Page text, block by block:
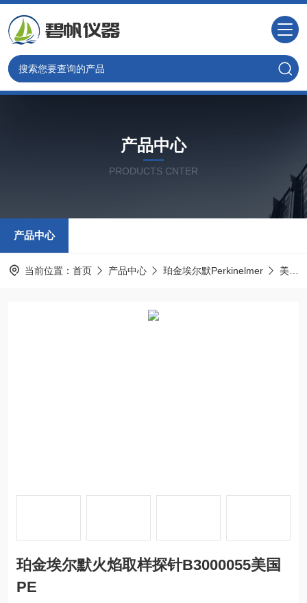
产品中心
PRODUCTS CNTER
产品中心
当前位置： 首页 产品中心 珀金埃尔默Perkinelmer 美国PE光谱耗材
珀金埃尔默火焰取样探针B3000055美国
PE